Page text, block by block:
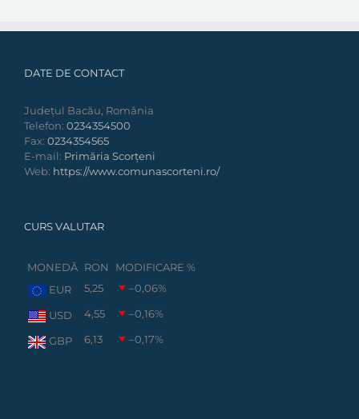
DATE DE CONTACT
Județul Bacău, România
Telefon: 0234354500
Fax: 0234354565
E-mail: Primăria Scorțeni
Web: https://www.comunascorteni.ro/
CURS VALUTAR
MONEDĂ RON
MODIFICARE %
EUR
5,25 –0,06%
USD 4,55 –0,16%
GBP 6,13 –0,17%